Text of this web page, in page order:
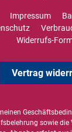
Impressum
Widerrufs-
Vertrag
sowie die